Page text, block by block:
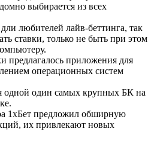
выбирается из всех
любителей лайв-беттинга, так
ставки, только не быть при этом
предлагалось приложения для
операционных систем
одной один самых крупных БК на
1хБет предложил обширную
их привлекают новых